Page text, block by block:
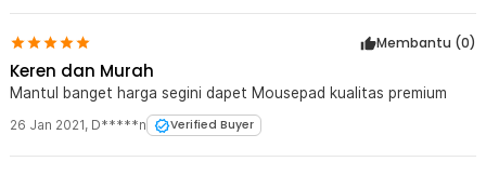
Membantu (0)
Keren dan Murah
Mantul banget harga segini dapet Mousepad kualitas premium
26 Jan 2021, D*****n Verified Buyer